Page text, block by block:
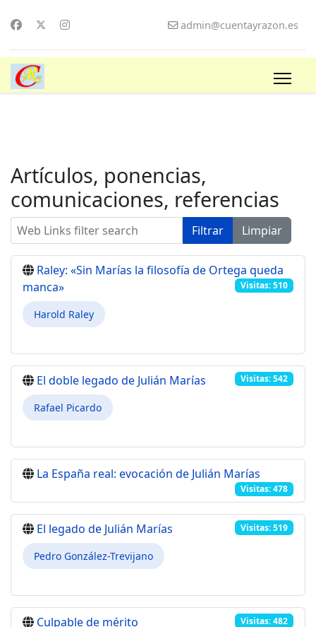
admin@cuentayrazon.es
Artículos, ponencias,
comunicaciones, referencias
Web Links filter search Filtrar Limpiar
Raley: «Sin Marías la filosofía de Ortega queda
manca»
Visitas: 510
Harold Raley
El doble legado de Julián Marías Visitas: 542
Rafael Picardo
La España real: evocación de Julián Marías
Visitas: 478
El legado de Julián Marías Visitas: 519
Pedro González-Trevijano
Culpable de mérito Visitas: 482